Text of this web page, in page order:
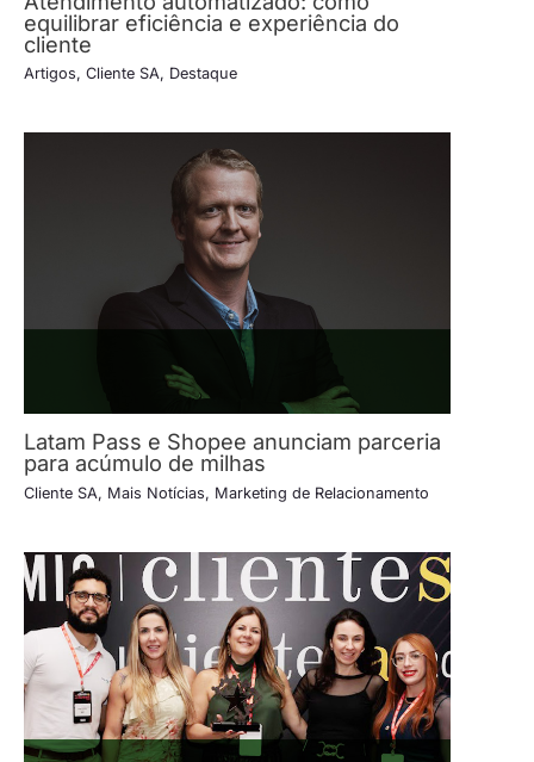
equilibrar eficiência e experiência do
cliente
Artigos, Cliente SA, Destaque
Latam Pass e Shopee anunciam parceria
para acúmulo de milhas
Cliente SA, Mais Notícias, Marketing de Relacionamento